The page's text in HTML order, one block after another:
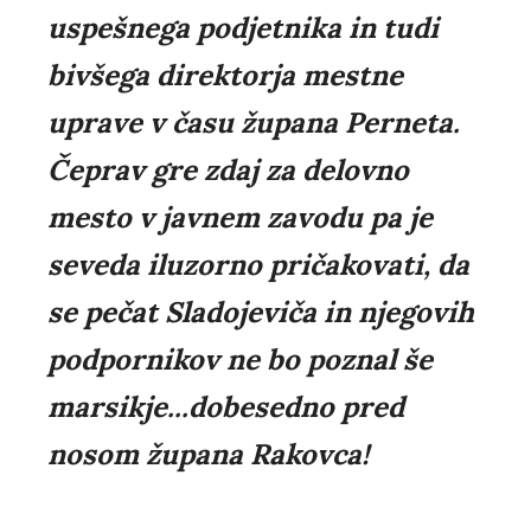
uspešnega podjetnika in tudi
bivšega direktorja mestne
uprave v času župana Perneta.
Čeprav gre zdaj za delovno
mesto v javnem zavodu pa je
seveda iluzorno pričakovati, da
se pečat Sladojeviča in njegovih
podpornikov ne bo poznal še
marsikje...dobesedno pred
nosom župana Rakovca!